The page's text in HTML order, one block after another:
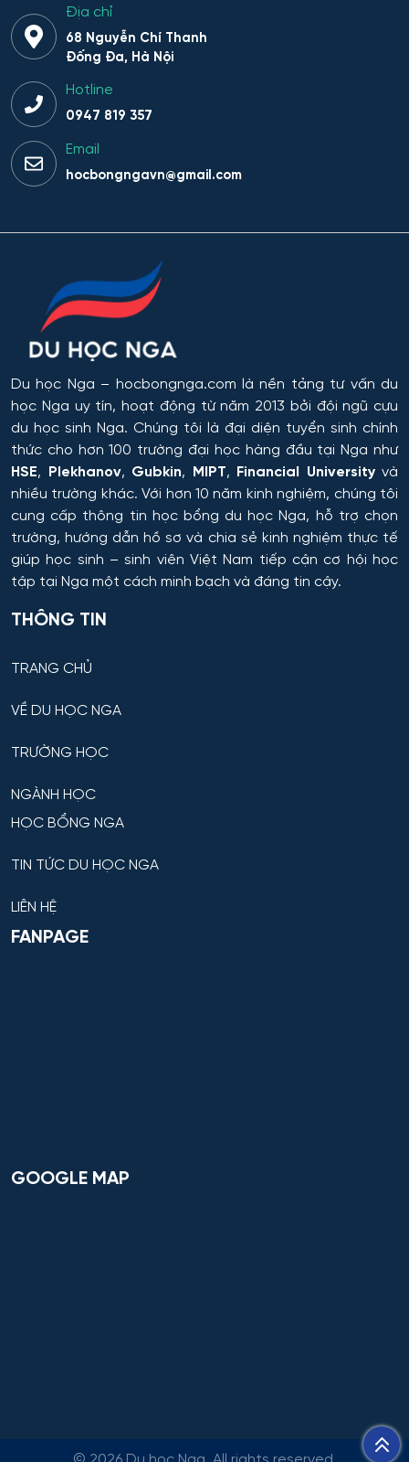
Địa chỉ
68 Nguyễn Chí Thanh
Đống Đa, Hà Nội
Hotline
0947 819 357
Email
hocbongngavn@gmail.com
Du học Nga – hocbongnga.com là nền tảng tư vấn du
học Nga uy tín, hoạt động từ năm 2013 bởi đội ngũ cựu
du học sinh Nga. Chúng tôi là đại diện tuyển sinh chính
thức cho hơn 100 trường đại học hàng đầu tại Nga như
HSE, Plekhanov, Gubkin, MIPT, Financial Universityvà
nhiều trường khác. Với hơn 10 năm kinh nghiệm, chúng tôi
cung cấp thông tin học bổng du học Nga, hỗ trợ chọn
trường, hướng dẫn hồ sơ và chia sẻ kinh nghiệm thực tế
giúp học sinh – sinh viên Việt Nam tiếp cận cơ hội học
tập tại Nga một cách minh bạch và đáng tin cậy.
THÔNG TIN
TRANG CHỦ
VỀ DU HỌC NGA
TRƯỜNG HỌC
NGÀNH HỌC
HỌC BỔNG NGA
TIN TỨC DU HỌC NGA
LIÊN HỆ
FANPAGE
GOOGLE MAP